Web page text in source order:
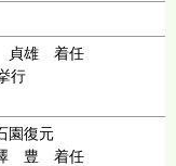
貞雄 着任
行
園復元
豊 着任